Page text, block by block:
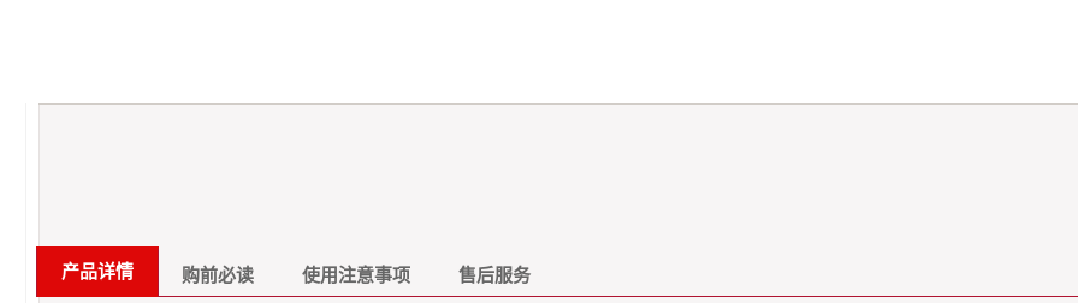
产品详情 购前必读 使用注意事项 售后服务